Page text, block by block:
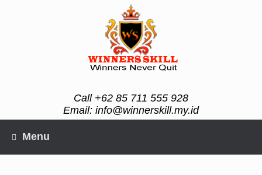
Call +62 85 711 555 928
Email: info@winnerskill.my.id
Menu